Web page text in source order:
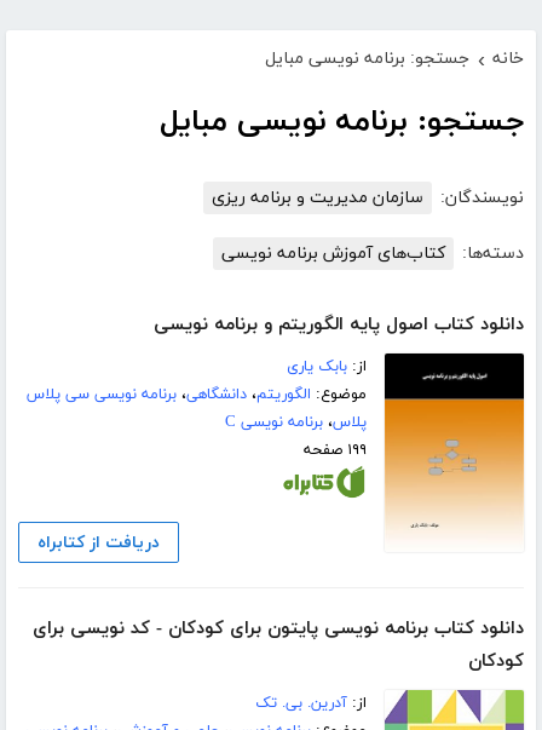
خانه › جستجو: برنامه نویسی مبایل
جستجو: برنامه نویسی مبایل
نویسندگان: سازمان مدیریت و برنامه ریزی
دسته‌ها: کتاب‌های آموزش برنامه نویسی
دانلود کتاب اصول پایه الگوریتم و برنامه نویسی
از:بابک یاری
موضوع: الگوریتم،دانشگاهی،برنامه نویسی سی پلاس
پلاس،برنامه نویسی C
۱۹۹ صفحه
دریافت از کتابراه
دانلود کتاب برنامه نویسی پایتون برای کودکان - کد نویسی برای
کودکان
از:آدرین. بی. تک